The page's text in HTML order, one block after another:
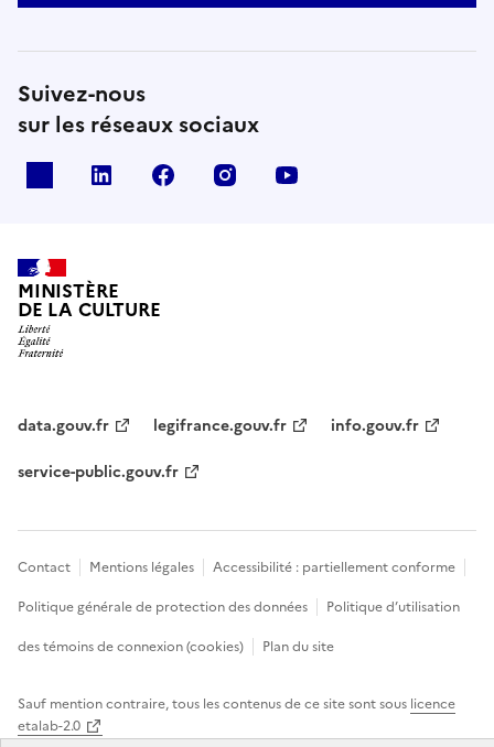
Suivez-nous
sur les réseaux sociaux
linkedin facebook instagram
MINISTÈRE
DE LA CULTURE
data.gouv.fr legifrance.gouv.fr
info.gouv.fr
service-public.gouv.fr
Contact Mentions légales
Accessibilité : partiellement conforme
Politique générale de protection des données
Politique d’utilisation
des témoins de connexion (cookies)
Plan du site
Sauf mention contraire, tous les contenus de ce site sont sous licence
etalab-2.0